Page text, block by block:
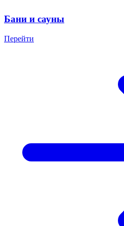
Бани и сауны
Перейти